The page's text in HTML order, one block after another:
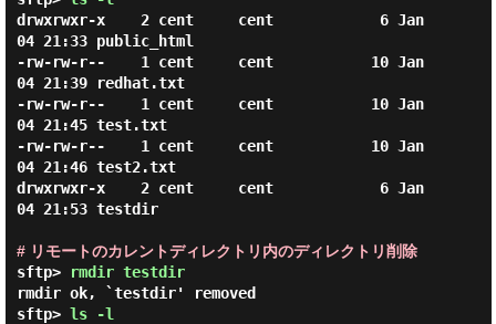
drwxrwxr-x    2 cent     cent            6 Jan
04 21:33 public_html
-rw-rw-r--    1 cent     cent           10 Jan
04 21:39 redhat.txt
-rw-rw-r--    1 cent     cent           10 Jan
04 21:45 test.txt
-rw-rw-r--    1 cent     cent           10 Jan
04 21:46 test2.txt
drwxrwxr-x    2 cent     cent            6 Jan
04 21:53 testdir
# リモートのカレントディレクトリ内のディレクトリ削除
sftp>
rmdir testdir
rmdir ok, `testdir' removed
sftp> ls -l